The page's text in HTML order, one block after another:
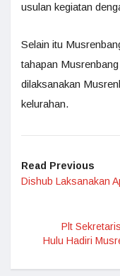
usulan kegiatan
Selain itu
tahapan
dilaksanakan
kelurahan.
Read Previous
Dishub Laksanakan
Plt
Hulu Hadiri